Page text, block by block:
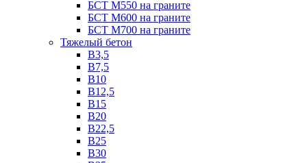
БСТ М550 на граните
БСТ М600 на граните
БСТ М700 на граните
Тяжелый бетон
В3,5
B7,5
В10
В12,5
B15
B20
В22,5
В25
B30